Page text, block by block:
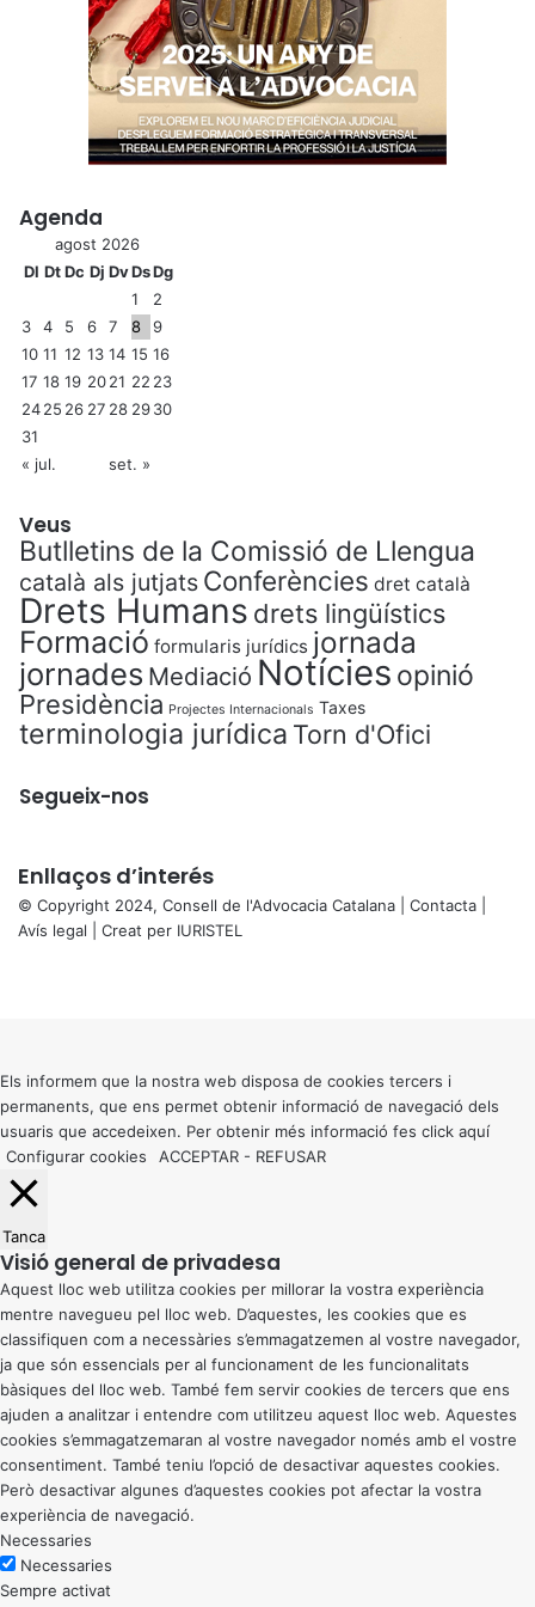
Agenda
agost 2026
Dl DtDc Dj DvDsDg
1
2
3
4 5 6 7 8
9
10 11 12 13 14 15 16
17 18 19 2021 22 23
2425 26 27 28 2930
31
« jul.
set. »
Veus
Butlletins de la Comissió de Llengua
català als jutjats Conferències dret català
Drets Humans drets lingüístics
Formació formularis jurídics jornada
jornades Mediació Notícies opinió
Presidència Projectes Internacionals Taxes
terminologia jurídica Torn d'Ofici
Segueix-nos
Enllaços d’interés
© Copyright 2024, Consell de l'Advocacia Catalana | Contacta
Avís legal | Creat per IURISTEL
button
Els informem que la nostra web disposa de cookies tercers i
permanents, que ens permet obtenir informació de navegació dels
usuaris que accedeixen. Per obtenir més informació fes click aquí
Configurar cookies
ACCEPTAR - REFUSAR
Tanca
Visió general de privadesa
Aquest lloc web utilitza cookies per millorar la vostra experiència
mentre navegueu pel lloc web. D’aquestes, les cookies que es
classifiquen com a necessàries s’emmagatzemen al vostre navegador,
ja que són essencials per al funcionament de les funcionalitats
bàsiques del lloc web. També fem servir cookies de tercers que ens
ajuden a analitzar i entendre com utilitzeu aquest lloc web. Aquestes
cookies s’emmagatzemaran al vostre navegador només amb el vostre
consentiment. També teniu l’opció de desactivar aquestes cookies.
Però desactivar algunes d’aquestes cookies pot afectar la vostra
experiència de navegació.
Necessaries
Necessaries
Sempre activat